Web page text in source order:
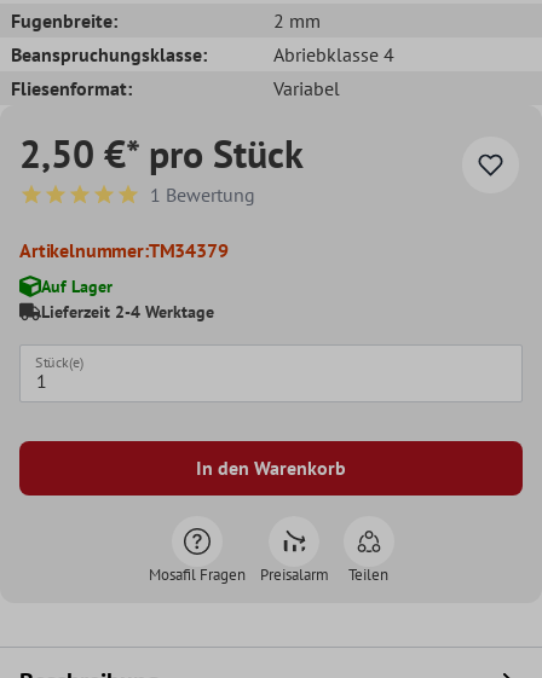
Fugenbreite:
2 mm
Beanspruchungsklasse:
Abriebklasse 4
Fliesenformat:
Variabel
2,50 €* pro Stück
Durchschnittliche Bewertung von 5 von 5 Sternen
1 Bewertung
Artikelnummer:TM34379
Auf Lager
Lieferzeit 2-4 Werktage
Stück(e)
In den Warenkorb
Mosafil Fragen Preisalarm Teilen